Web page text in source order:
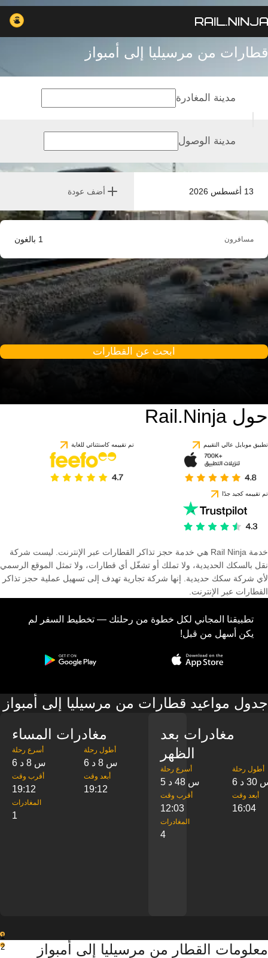
قطارات من مرسيليا إلى أمبواز
13 أغسطس 2026 أضف عودة
مدينة المغادرة
مدينة الوصول
مسافرون 1 بالغون
ابحث عن القطارات
حول Rail.Ninja
تطبيق موبايل عالي التقييم تم تقييمه كاستثنائي للغاية
تم تقييمه كجيد جدًا
خدمة Rail Ninja هي خدمة حجز تذاكر القطارات عبر الإنترنت. ليست شركة
نقل بالسكك الحديدية، ولا تملك أو تشغّل أي قطارات، ولا تمثل الموقع الرسمي
لأي شركة سكك حديدية. إنها شركة تجارية تهدف إلى تسهيل عملية حجز تذاكر
القطارات عبر الإنترنت.
تطبيقنا المجاني لكل خطوة من رحلتك — تخطيط السفر لم
يكن أسهل من قبل!
جدول مواعيد قطارات من مرسيليا إلى أمبواز
مغادرات المساء
‎أسرع رحلة
6 س 8 د
‎أطول رحلة
6 س 8 د
‎أقرب وقت
19:12
‎أبعد وقت
19:12
‎المغادرات
1
مغادرات بعد
الظهر
‎أسرع رحلة
5 س 48 د
‎أطول رحلة
30 د
‎أقرب وقت
12:03
‎أبعد وقت
16:04
‎المغادرات
4
1
2
معلومات القطار من ‎مرسيليا إلى ‎أمبواز